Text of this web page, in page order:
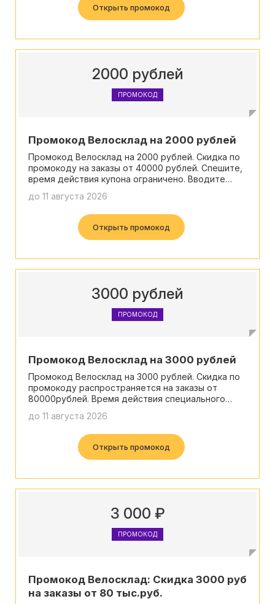
Открыть промокод
2000 рублей
ПРОМОКОД
Промокод Велосклад на 2000 рублей
Промокод Велосклад на 2000 рублей. Скидка по
промокоду на заказы от 40000 рублей. Спешите,
время действия купона ограничено. Вводите
до 11 августа 2026
Открыть промокод
3000 рублей
ПРОМОКОД
Промокод Велосклад на 3000 рублей
Промокод Велосклад на 3000 рублей. Скидка по
промокоду распространяется на заказы от
80000рублей. Время действия специального
до 11 августа 2026
Открыть промокод
3 000 ₽
ПРОМОКОД
Промокод Велосклад: Скидка 3000 руб
на заказы от 80 тыс.руб.